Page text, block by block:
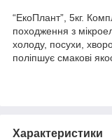
“ЕкоПлант”, 5кг.
походження з
холоду, посухи,
поліпшує смакові
Характеристики